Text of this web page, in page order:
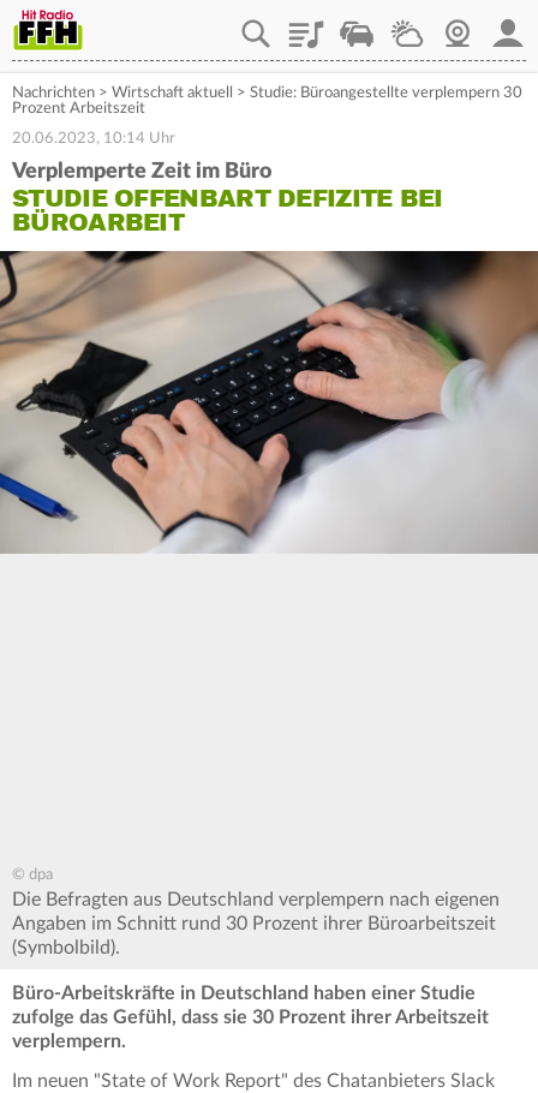
PlaylistStaupilotWetterWebcam
Nachrichten > Wirtschaft aktuell > Studie: Büroangestellte verplempern 30
Prozent Arbeitszeit
20.06.2023, 10:14 Uhr
Verplemperte Zeit im Büro
STUDIE OFFENBART DEFIZITE BEI
BÜROARBEIT
© dpa
Die Befragten aus Deutschland verplempern nach eigenen
Angaben im Schnitt rund 30 Prozent ihrer Büroarbeitszeit
(Symbolbild).
Büro-Arbeitskräfte in Deutschland haben einer Studie
zufolge das Gefühl, dass sie 30 Prozent ihrer Arbeitszeit
verplempern.
Im neuen "State of Work Report" des Chatanbieters Slack